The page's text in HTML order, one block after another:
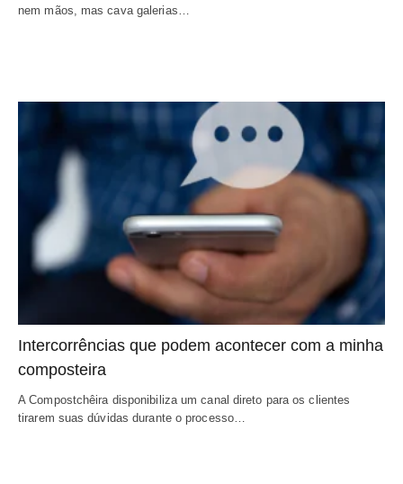
nem mãos, mas cava galerias…
Intercorrências que podem acontecer com a minha
composteira
A Compostchêira disponibiliza um canal direto para os clientes
tirarem suas dúvidas durante o processo…